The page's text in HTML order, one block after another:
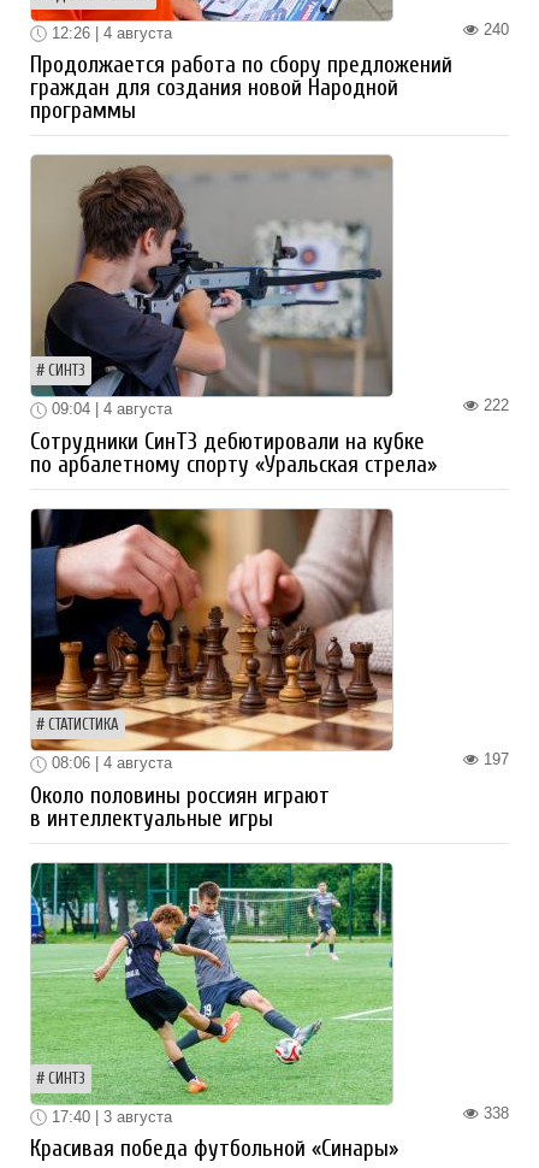
240
12:26 | 4 августа
Продолжается работа по сбору предложений
граждан для создания новой Народной
программы
СИНТЗ
222
09:04 | 4 августа
Сотрудники СинТЗ дебютировали на кубке
по арбалетному спорту «Уральская стрела»
СТАТИСТИКА
197
08:06 | 4 августа
Около половины россиян играют
в интеллектуальные игры
СИНТЗ
338
17:40 | 3 августа
Красивая победа футбольной «Синары»